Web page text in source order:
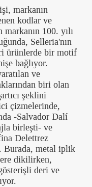
markanın
kodlar ve
100. yılı
Selleria'nın
ürünlerde bir motif
bağlıyor.
ve
biri olan
şeklini
çizmelerinde,
-Salvador Dalí
birleşti- ve
Delettrez
Burada, metal iplik
dikilirken,
deri ve